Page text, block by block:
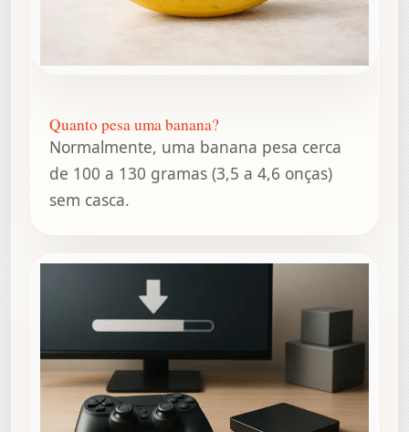
Quanto pesa uma banana?
Normalmente, uma banana pesa cerca
de 100 a 130 gramas (3,5 a 4,6 onças)
sem casca.